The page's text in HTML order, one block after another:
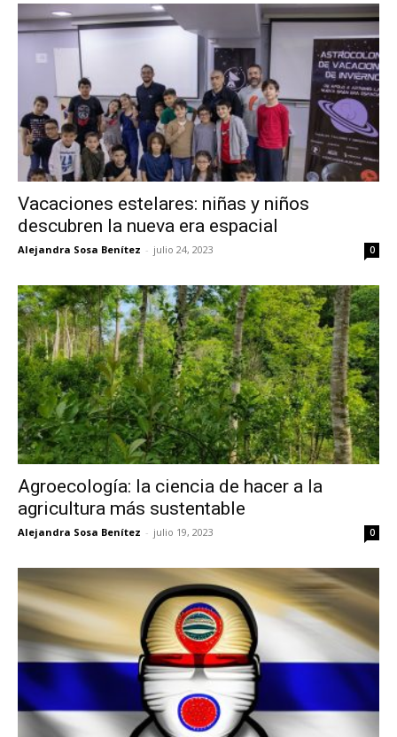
Vacaciones estelares: niñas y niños
descubren la nueva era espacial
Alejandra Sosa Benítez - julio 24, 2023 0
Agroecología: la ciencia de hacer a la
agricultura más sustentable
Alejandra Sosa Benítez - julio 19, 2023 0